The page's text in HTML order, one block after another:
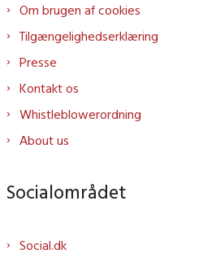
Om brugen af cookies
Tilgængelighedserklæring
Presse
Kontakt os
Whistleblowerordning
About us
Socialområdet
Social.dk